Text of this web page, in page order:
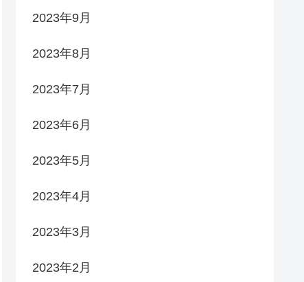
2023年9月
2023年8月
2023年7月
2023年6月
2023年5月
2023年4月
2023年3月
2023年2月